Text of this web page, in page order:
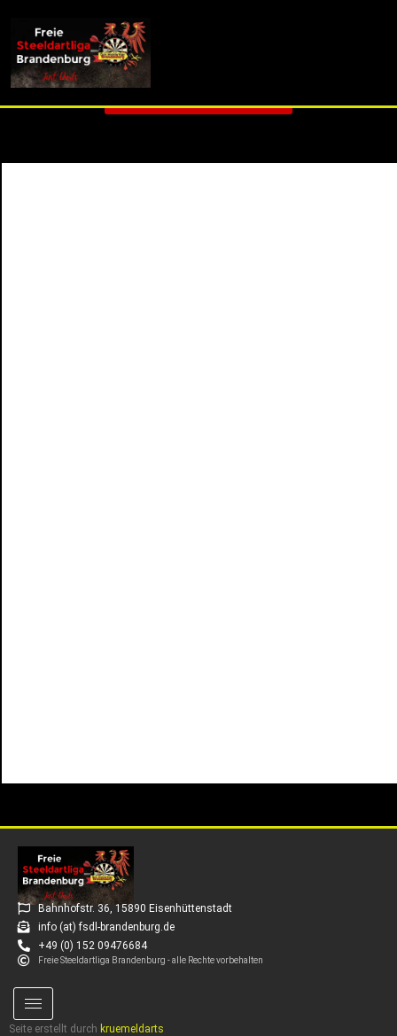
info (at) fsdl-brandenburg.de
3. Liga M - Spieltag 2
Bahnhofstr. 36, 15890 Eisenhüttenstadt
info (at) fsdl-brandenburg.de
+49 (0) 152 09476684
Freie Steeldartliga Brandenburg - alle Rechte vorbehalten
Seite erstellt durch kruemeldarts